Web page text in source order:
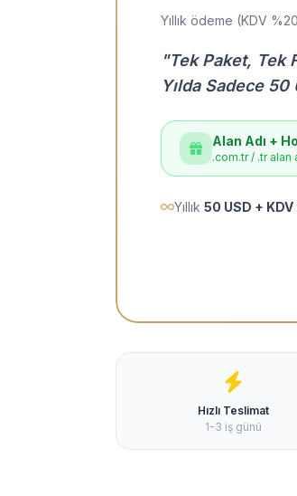
Yıllık ödeme (KDV
"Tek Paket, Tek
Yılda Sadece 50
Alan Adı +
.com.tr / .tr alan
Yıllık 50 USD + KDV
Hızlı Teslimat
1-3 iş günü